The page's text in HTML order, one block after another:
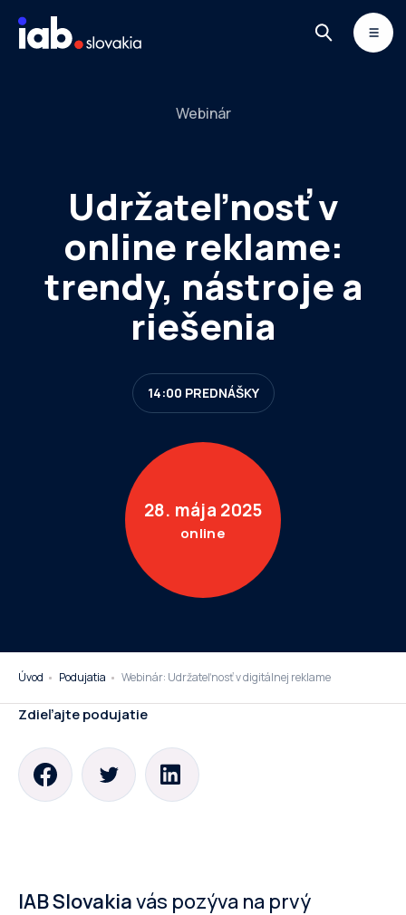
NEWSLETTER
Webinár
Udržateľnosť v
online reklame:
trendy, nástroje a
riešenia
14:00 PREDNÁŠKY
28. mája 2025
online
Úvod Podujatia Webinár: Udržateľnosť v digitálnej reklame
Zdieľajte podujatie
IAB Slovakiavás pozýva na prvý